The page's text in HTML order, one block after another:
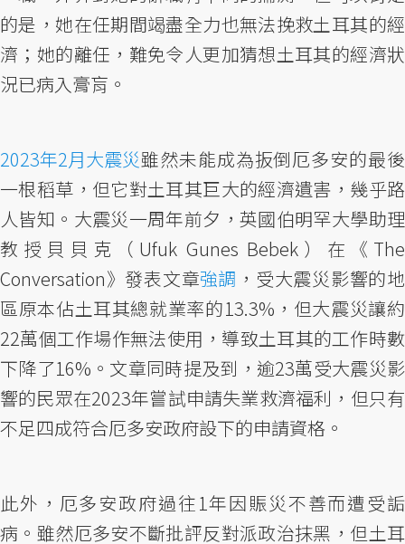
的是，她在任期間竭盡全力也無法挽救土耳其的經
濟；她的離任，難免令人更加猜想土耳其的經濟狀
況已病入膏肓。
2023年2月大震災雖然未能成為扳倒厄多安的最後
一根稻草，但它對土耳其巨大的經濟遺害，幾乎路
人皆知。大震災一周年前夕，英國伯明罕大學助理
教授貝貝克（Ufuk Gunes Bebek）在《The
Conversation》發表文章強調 ，受大震災影響的地
區原本佔土耳其總就業率的13.3%，但大震災讓約
22萬個工作場作無法使用，導致土耳其的工作時數
下降了16%。文章同時提及到，逾23萬受大震災影
響的民眾在2023年嘗試申請失業救濟福利，但只有
不足四成符合厄多安政府設下的申請資格。
此外，厄多安政府過往1年因賑災不善而遭受詬
病。雖然厄多安不斷批評反對派政治抹黑，但土耳